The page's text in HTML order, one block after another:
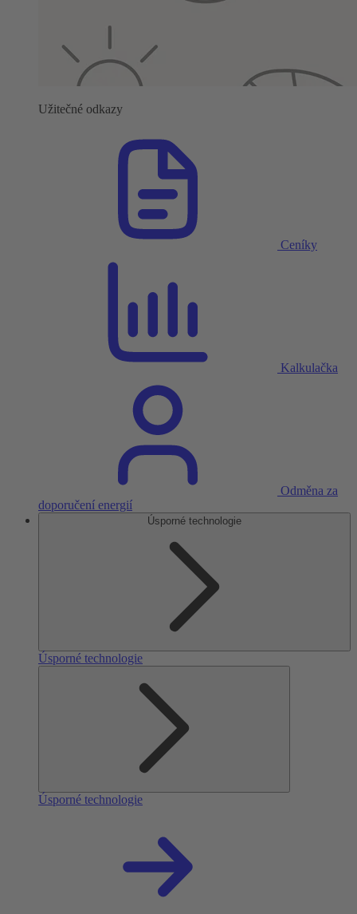
Užitečné odkazy
Ceníky
Kalkulačka
Odměna za
doporučení energií
Úsporné technologie
Úsporné technologie
Úsporné technologie